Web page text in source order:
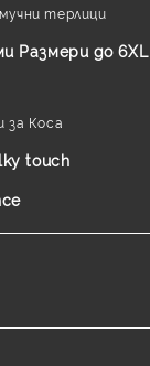
терлици
Размери до 6XL
за Коса
touch